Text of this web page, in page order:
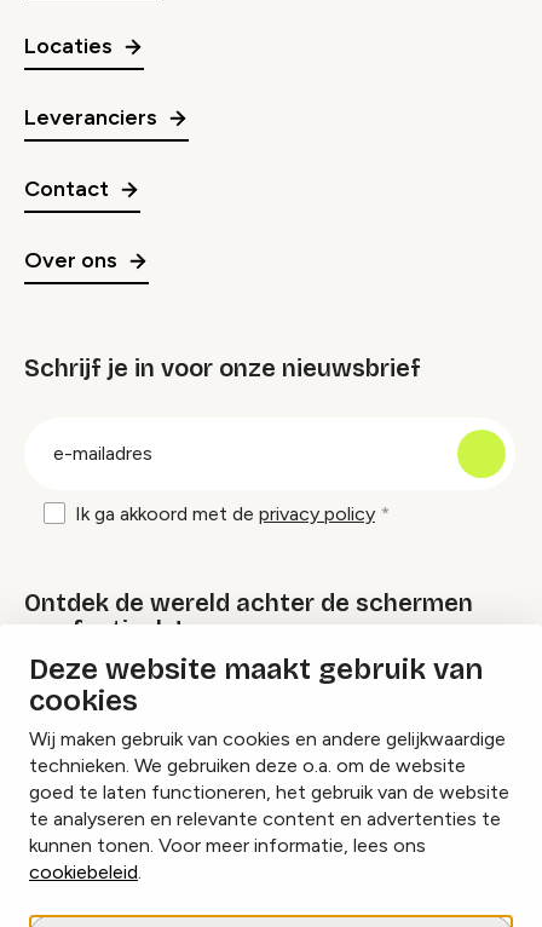
Deze website maakt gebruik van
cookies
Wij maken gebruik van cookies en andere gelijkwaardige
technieken. We gebruiken deze o.a. om de website
goed te laten functioneren, het gebruik van de website
te analyseren en relevante content en advertenties te
kunnen tonen. Voor meer informatie, lees ons
cookiebeleid.
Locaties
Leveranciers
Contact
Over ons
Schrijf je in voor onze nieuwsbrief
Ik ga akkoord met de privacy policy
Ontdek de wereld achter de schermen
van festivals!
Lees onze Festival Specials
InstagramFacebookLinkedIn
Cookies beheren